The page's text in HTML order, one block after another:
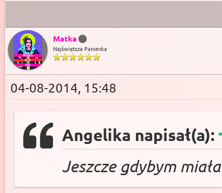
Matka
Najświętsza Panienka
04-08-2014, 15:48
Angelika napisał(a):
Jeszcze gdybym